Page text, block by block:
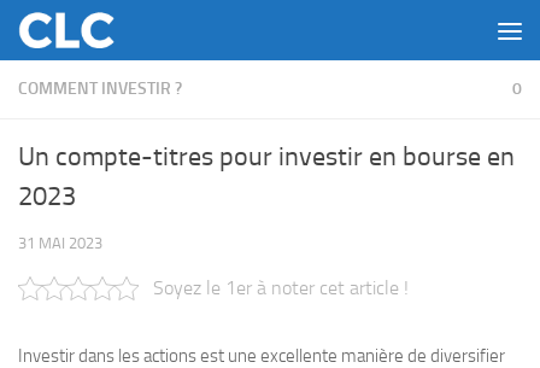
Skip to content
COMMENT INVESTIR ? 0
Un compte-titres pour investir en bourse en
2023
31 MAI 2023
Soyez le 1er à noter cet article !
Investir dans les actions est une excellente manière de diversifier